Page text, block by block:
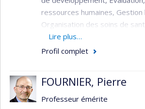
ressources humaines,
Organisation des soins de
planification de la santé,
système de santé (post crise),
Lire plus…
Profil complet
FOURNIER, Pierre
Professeur émérite